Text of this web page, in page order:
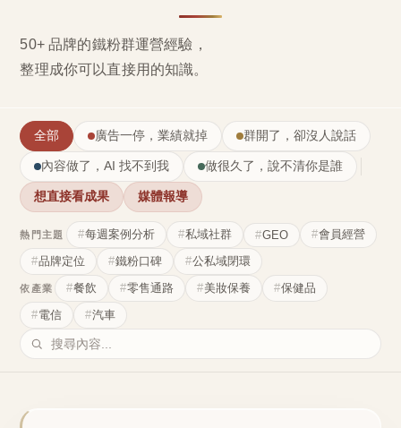
50+ 品牌的鐵粉群運營經驗，
整理成你可以直接用的知識。
全部 廣告一停，業績就掉 群開了，卻沒人說話
內容做了，AI 找不到我 做很久了，說不清你是誰
想直接看成果 媒體報導
熱門主題 每週案例分析 私域社群 GEO
會員經營
品牌定位
鐵粉口碑 公私域閉環
依產業 餐飲 零售通路 美妝保養
保健品
電信
汽車